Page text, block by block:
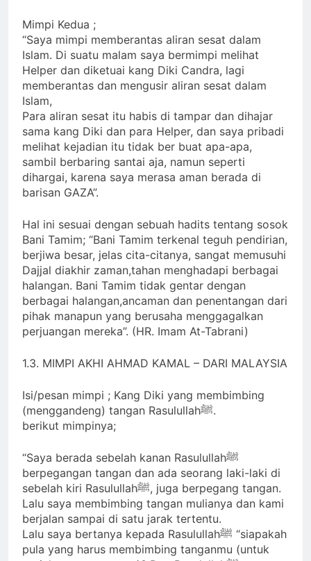
Mimpi Kedua ;
“Saya mimpi memberantas aliran sesat dalam
Islam. Di suatu malam saya bermimpi melihat
Helper dan diketuai kang Diki Candra, lagi
memberantas dan mengusir aliran sesat dalam
Islam,
Para aliran sesat itu habis di tampar dan dihajar
sama kang Diki dan para Helper, dan saya pribadi
melihat kejadian itu tidak ber buat apa-apa,
sambil berbaring santai aja, namun seperti
dihargai, karena saya merasa aman berada di
barisan GAZA”.
Hal ini sesuai dengan sebuah hadits tentang sosok
Bani Tamim; “Bani Tamim terkenal teguh pendirian,
berjiwa besar, jelas cita-citanya, sangat memusuhi
Dajjal diakhir zaman,tahan menghadapi berbagai
halangan. Bani Tamim tidak gentar dengan
berbagai halangan,ancaman dan penentangan dari
pihak manapun yang berusaha menggagalkan
perjuangan mereka”. (HR. Imam At-Tabrani)
1.3. MIMPI AKHI AHMAD KAMAL – DARI MALAYSIA
Isi/pesan mimpi ; Kang Diki yang membimbing
(menggandeng) tangan Rasulullahﷺ.
berikut mimpinya;
“Saya berada sebelah kanan Rasulullahﷺ
berpegangan tangan dan ada seorang laki-laki di
sebelah kiri Rasulullahﷺ, juga berpegang tangan.
Lalu saya membimbing tangan mulianya dan kami
berjalan sampai di satu jarak tertentu.
Lalu saya bertanya kepada Rasulullahﷺ “siapakah
pula yang harus membimbing tanganmu (untuk